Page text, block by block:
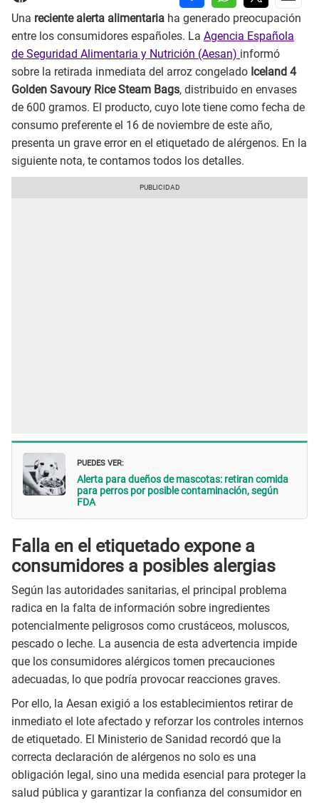
Una reciente alerta alimentaria ha generado preocupación
entre los consumidores españoles. La Agencia Española
de Seguridad Alimentaria y Nutrición (Aesan) informó
sobre la retirada inmediata del arroz congelado Iceland 4
Golden Savoury Rice Steam Bags, distribuido en envases
de 600 gramos. El producto, cuyo lote tiene como fecha de
consumo preferente el 16 de noviembre de este año,
presenta un grave error en el etiquetado de alérgenos. En la
siguiente nota, te contamos todos los detalles.
PUEDES VER:
Alerta para dueños de mascotas: retiran comida
para perros por posible contaminación, según
FDA
Falla en el etiquetado expone a
consumidores a posibles alergias
Según las autoridades sanitarias, el principal problema
radica en la falta de información sobre ingredientes
potencialmente peligrosos como crustáceos, moluscos,
pescado o leche. La ausencia de esta advertencia impide
que los consumidores alérgicos tomen precauciones
adecuadas, lo que podría provocar reacciones graves.
Por ello, la Aesan exigió a los establecimientos retirar de
inmediato el lote afectado y reforzar los controles internos
de etiquetado. El Ministerio de Sanidad recordó que la
correcta declaración de alérgenos no solo es una
obligación legal, sino una medida esencial para proteger la
salud pública y garantizar la confianza del consumidor en